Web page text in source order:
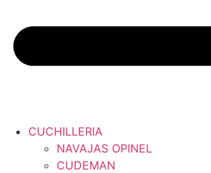
CUCHILLERIA
NAVAJAS OPINEL
CUDEMAN